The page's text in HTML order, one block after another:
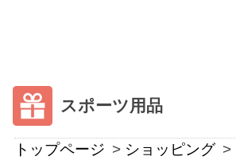
スポーツ用品
トップページ ショッピング